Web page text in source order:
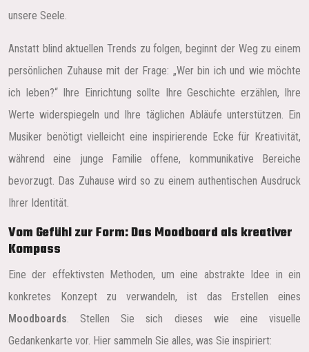
unsere Seele.
Anstatt blind aktuellen Trends zu folgen, beginnt der Weg zu einem
persönlichen Zuhause mit der Frage: „Wer bin ich und wie möchte
ich leben?“ Ihre Einrichtung sollte Ihre Geschichte erzählen, Ihre
Werte widerspiegeln und Ihre täglichen Abläufe unterstützen. Ein
Musiker benötigt vielleicht eine inspirierende Ecke für Kreativität,
während eine junge Familie offene, kommunikative Bereiche
bevorzugt. Das Zuhause wird so zu einem authentischen Ausdruck
Ihrer Identität.
Vom Gefühl zur Form: Das Moodboard als kreativer
Kompass
Eine der effektivsten Methoden, um eine abstrakte Idee in ein
konkretes Konzept zu verwandeln, ist das Erstellen eines
Moodboards. Stellen Sie sich dieses wie eine visuelle
Gedankenkarte vor. Hier sammeln Sie alles, was Sie inspiriert: